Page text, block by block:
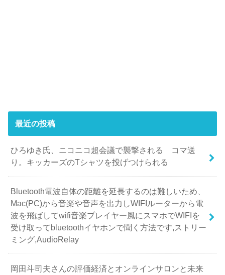
最近の投稿
ひろゆき氏、ニコニコ超会議で襲撃される コマ送
り。キッカーズのTシャツを投げつけられる
Bluetooth電波自体の距離を延長するのは難しいため、
Mac(PC)から音楽や音声を出力しWIFIルーターから電
波を飛ばしてwifi音楽プレイヤー風にスマホでWIFIを
受け取ってbluetoothイヤホンで聞く方法です,ストリー
ミング,AudioRelay
岡田斗司夫さんの評価経済とオンラインサロンと未来